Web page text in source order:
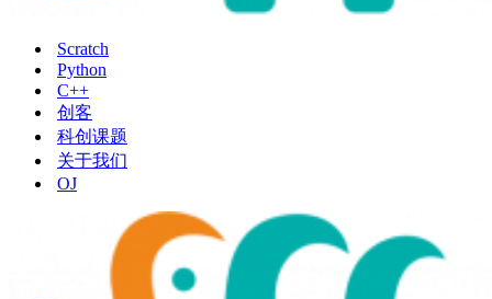
Scratch
Python
C++
创客
科创课题
关于我们
OJ